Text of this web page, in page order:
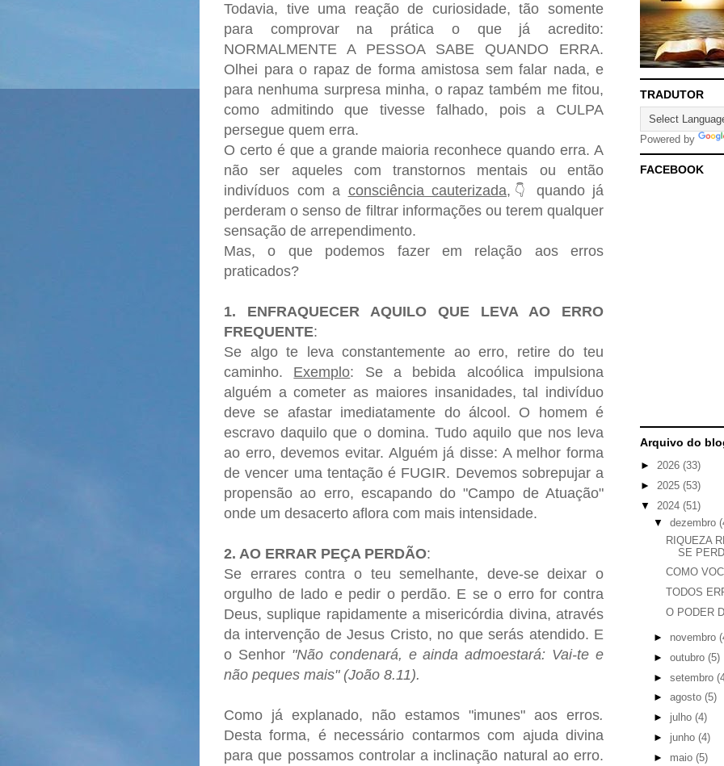
Todavia, tive uma reação de curiosidade, tão somente
para comprovar na prática o que já acredito:
NORMALMENTE A PESSOA SABE QUANDO ERRA.
Olhei para o rapaz de forma amistosa sem falar nada, e
para nenhuma surpresa minha, o rapaz também me fitou,
como admitindo que tivesse falhado, pois a CULPA
persegue quem erra.
O certo é que a grande maioria reconhece quando erra. A
não ser aqueles com transtornos mentais ou então
indivíduos com a consciência cauterizada, 👇
quando já
perderam o senso de filtrar informações ou terem qualquer
sensação de arrependimento.
Mas, o que podemos fazer em relação aos erros
praticados?
1. ENFRAQUECER AQUILO QUE LEVA AO ERRO
FREQUENTE:
Se algo te leva constantemente ao erro, retire do teu
caminho. Exemplo: Se a bebida alcoólica impulsiona
alguém a cometer as maiores insanidades, tal indivíduo
deve se afastar imediatamente do álcool. O homem é
escravo daquilo que o domina. Tudo aquilo que nos leva
ao erro, devemos evitar. Alguém já disse: A melhor forma
de vencer uma tentação é FUGIR. Devemos sobrepujar a
propensão ao erro, escapando do "Campo de Atuação"
onde um desacerto aflora com mais intensidade.
2. AO ERRAR PEÇA PERDÃO:
Se errares contra o teu semelhante, deve-se deixar o
orgulho de lado e pedir o perdão. E se o erro for contra
Deus, suplique rapidamente a misericórdia divina, através
da intervenção de Jesus Cristo, no que serás atendido. E
o Senhor"Não condenará, e ainda admoestará: Vai-te e
não peques mais" (João 8.11).
Como já explanado, não estamos "imunes" aos erros.
Desta forma, é necessário contarmos com ajuda divina
para que possamos controlar a inclinação natural ao erro.
TRADUTOR
Powered by
FACEBOOK
Arquivo do
► 2026 (33)
► 2025 (53)
▼ 2024 (51)
▼ dezembro
RIQUEZA
SE
COMO
TODOS
O PODER
► novembro
► outubro (5)
► setembro
► agosto (5)
► julho (4)
► junho (4)
► maio (5)